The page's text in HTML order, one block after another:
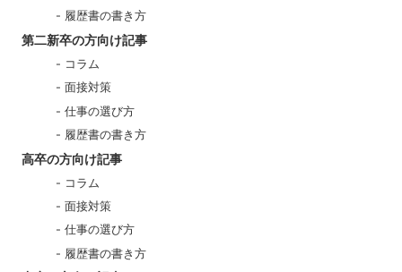
履歴書の書き方
第二新卒の方向け記事
コラム
面接対策
仕事の選び方
履歴書の書き方
高卒の方向け記事
コラム
面接対策
仕事の選び方
履歴書の書き方